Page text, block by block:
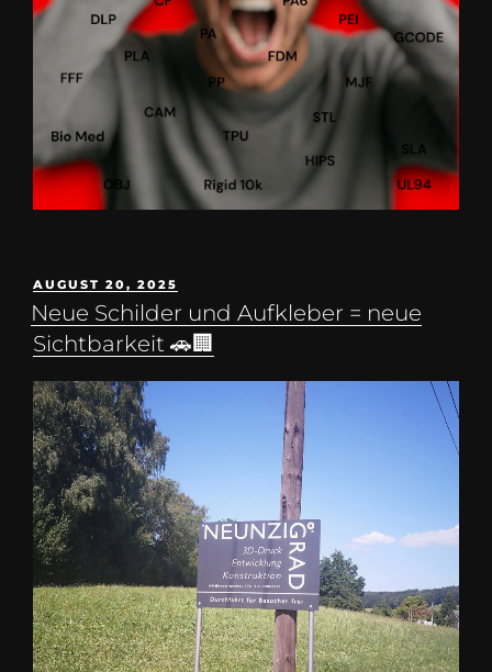
AUGUST 20, 2025
Neue Schilder und Aufkleber = neue
Sichtbarkeit 🚗🏢